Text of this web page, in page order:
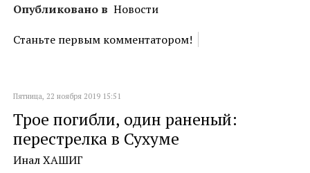
Опубликовано в Новости
Станьте первым комментатором!
Пятница, 22 ноября 2019 15:51
Трое погибли, один раненый:
перестрелка в Сухуме
Инал ХАШИГ